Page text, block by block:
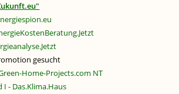
gesucht
Home-Projects.com NT
I - Das.Klima.Haus